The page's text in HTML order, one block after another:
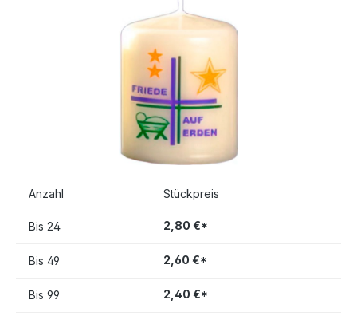
Anzahl Stückpreis
Bis 24 2,80 €*
Bis 49 2,60 €*
Bis 99 2,40 €*